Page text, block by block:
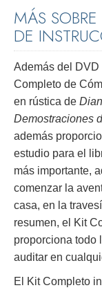
MÁS
DE
Además del DVD
Completo de
en rústica de
Demostraciones
además
estudio para el
más importante,
comenzar la
casa, en la
resumen, el Kit
proporciona todo
auditar en
El Kit Completo